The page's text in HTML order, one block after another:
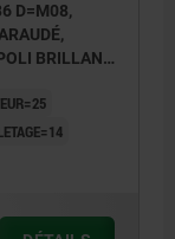
D=M08,
BRILLANT,